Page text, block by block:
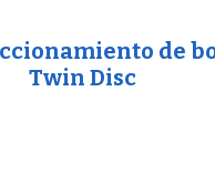
de
Twin Disc